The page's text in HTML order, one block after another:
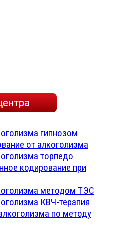
гипнозом
от алкоголизма
торпедо
кодирование при
методом ТЭС
КВЧ-терапия
по методу